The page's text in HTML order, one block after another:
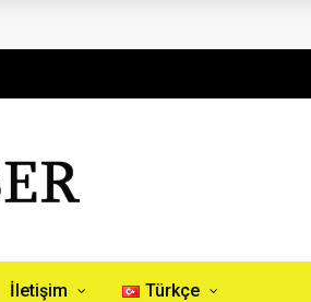
İletişim Türkçe